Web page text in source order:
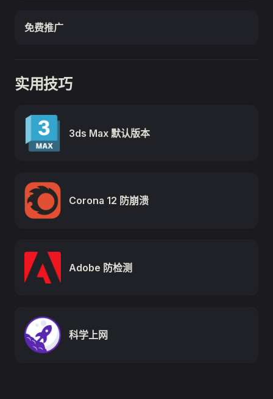
免费推广
实用技巧
3ds Max 默认版本
Corona 12 防崩溃
Adobe 防检测
科学上网